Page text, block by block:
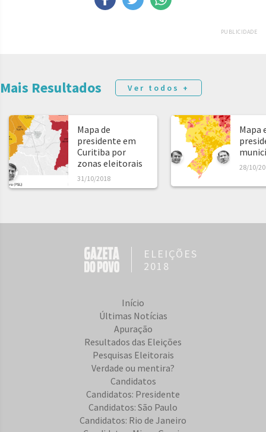
PUBLICIDADE
Mais Resultados Ver todos +
Mapa de
presidente em
Curitiba por
zonas eleitorais
31/10/2018
Mapa
28/10/
ELEIÇÕES
2018
Início
Últimas Notícias
Apuração
Resultados das Eleições
Pesquisas Eleitorais
Verdade ou mentira?
Candidatos
Candidatos: Presidente
Candidatos: São Paulo
Candidatos: Rio de Janeiro